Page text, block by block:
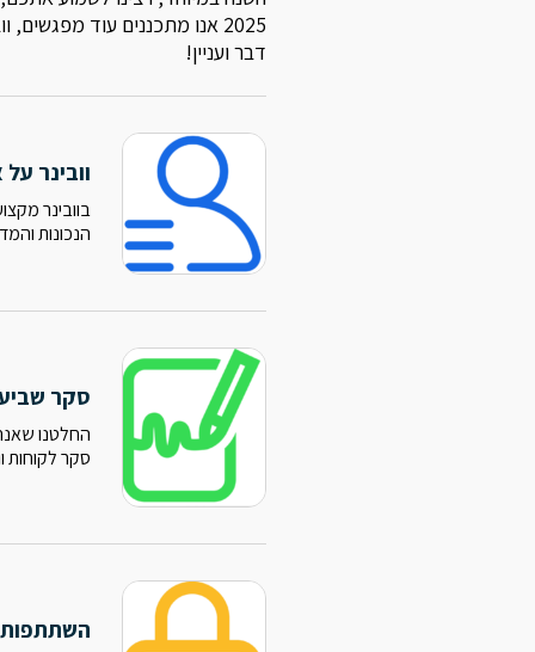
2025 אנו מתכננים עוד
דבר ועניין!
וובינר
בוובינר
הנכונות
סקר
החלטנו
סקר לקוחות